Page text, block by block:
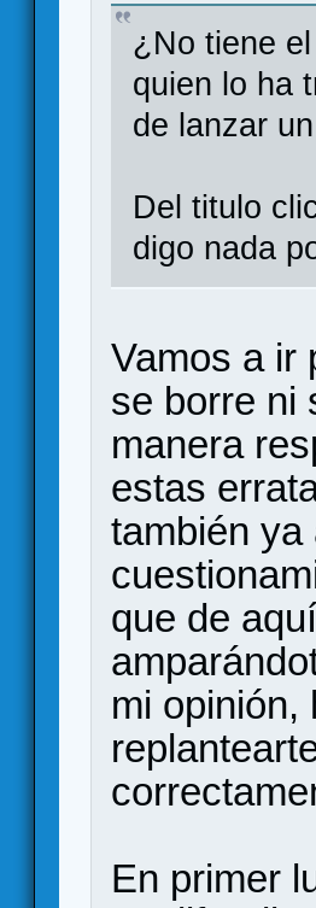
¿No tiene
quien lo ha
de lanzar
Del titulo
digo nada
Vamos a ir
se borre ni
manera
estas
también ya
que de
mi opinión,
En primer